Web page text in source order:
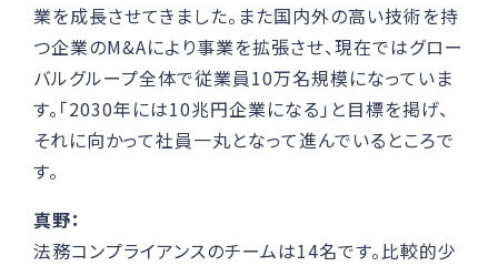
業を成長させてきました。また国内外の高い技術を持
つ企業のM&Aにより事業を拡張させ、現在ではグロー
バルグループ全体で従業員10万名規模になっていま
す。「2030年には10兆円企業になる」と目標を掲げ、
それに向かって社員一丸となって進んでいるところで
す。
真野：
法務コンプライアンスのチームは14名です。比較的少